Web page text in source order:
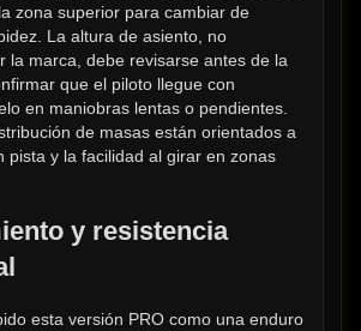
zona superior para cambiar de
La altura de asiento, no
la marca, debe revisarse antes de la
que el piloto llegue con
en maniobras lentas o pendientes.
de masas están orientados a
pista y la facilidad al girar en zonas
y resistencia
esta versión PRO como una enduro